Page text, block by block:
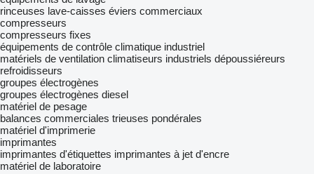
rinceuses lave-caisses éviers commerciaux
compresseurs
compresseurs fixes
équipements de contrôle climatique industriel
matériels de ventilation climatiseurs industriels dépoussiéreurs
refroidisseurs
groupes électrogènes
groupes électrogènes diesel
matériel de pesage
balances commerciales trieuses pondérales
matériel d'imprimerie
imprimantes
imprimantes d'étiquettes imprimantes à jet d'encre
matériel de laboratoire